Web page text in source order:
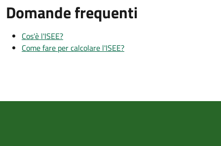
Domande frequenti
Cos'è l'ISEE?
Come fare per calcolare l'ISEE?